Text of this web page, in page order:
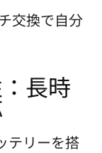
交換で自分
長時
テリーを搭